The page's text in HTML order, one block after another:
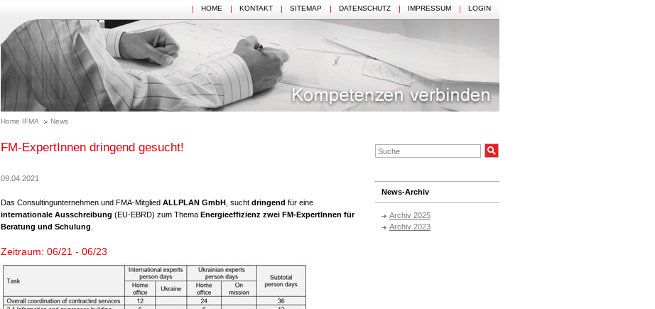
HOME KONTAKT SITEMAP DATENSCHUTZ IMPRESSUM LOGIN
Home IFMA News
News-Archiv
Archiv 2025
Archiv 2023
FM-ExpertInnen dringend gesucht!
09.04.2021
Das Consultingunternehmen und FMA-Mitglied ALLPLAN GmbH , sucht dringend für eine
internationale Ausschreibung (EU-EBRD) zum Thema Energieeffizienz zwei FM-ExpertInnen für
Beratung und Schulung
Zeitraum: 06/21 - 06/23